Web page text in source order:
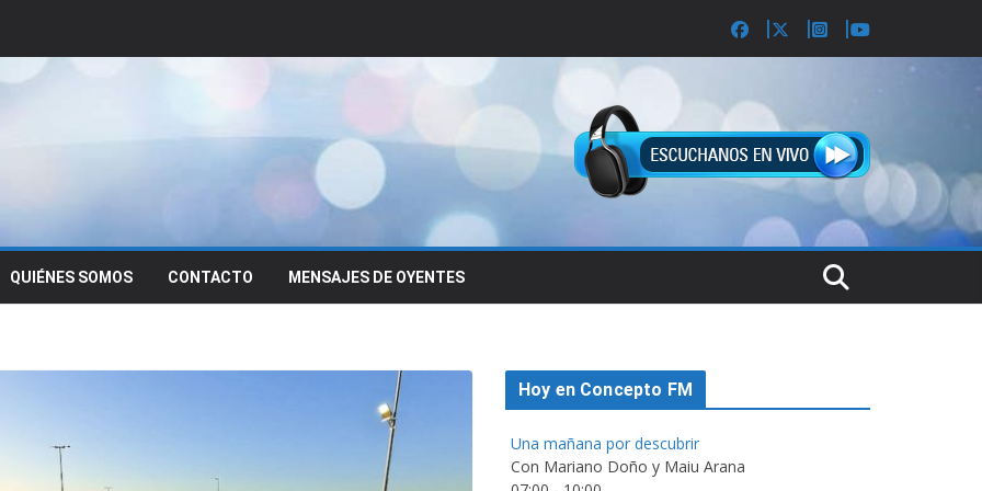
QUIÉNES SOMOS CONTACTO MENSAJES DE OYENTES
Hoy en Concepto FM
Una mañana por descubrir
Con Mariano Doño y Maiu Arana